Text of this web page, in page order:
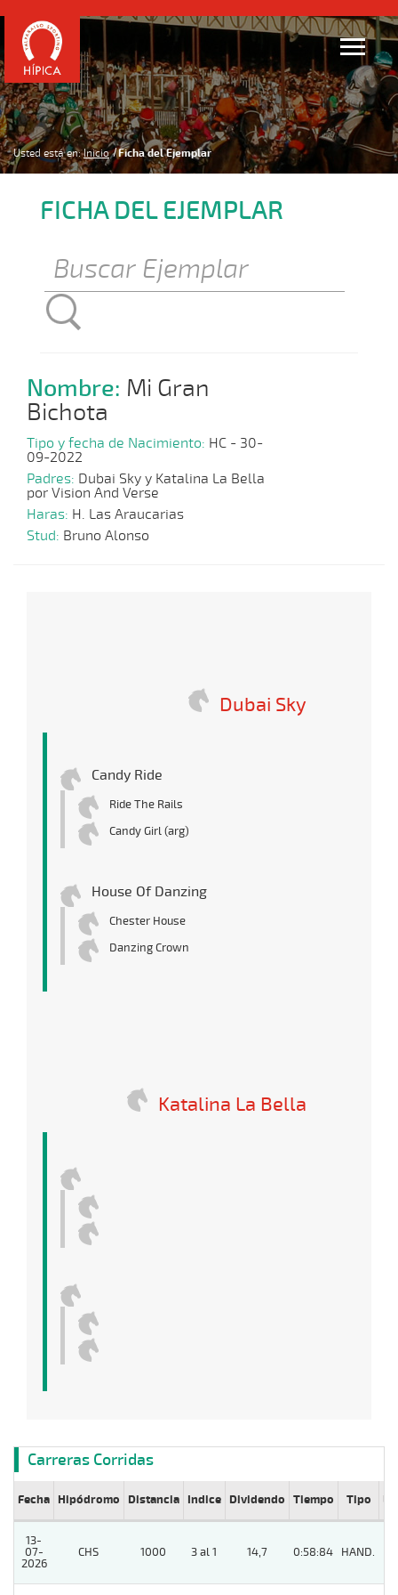
Usted está en: Inicio Ficha del Ejemplar
FICHA DEL EJEMPLAR
Nombre: Mi Gran
Bichota
Tipo y fecha de Nacimiento: HC - 30-
09-2022
Padres: Dubai Sky y Katalina La Bella
por Vision And Verse
Haras: H. Las Araucarias
Stud: Bruno Alonso
Dubai Sky
Candy Ride
Ride The Rails
Candy Girl (arg)
House Of Danzing
Chester House
Danzing Crown
Katalina La Bella
Carreras Corridas
Fecha Hipódromo Distancia Indice Dividendo Tiempo Tipo Lº
13-
07-
2026
CHS 1000 3 al 1 14,7 0:58:84 HAND.